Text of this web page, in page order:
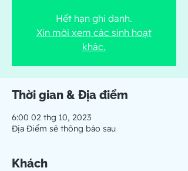
Hết hạn ghi danh.
Xin mời xem các sinh hoạt
khác.
Thời gian & Địa điểm
6:00 02 thg 10, 2023
Địa Điểm sẽ thông báo sau
Khách